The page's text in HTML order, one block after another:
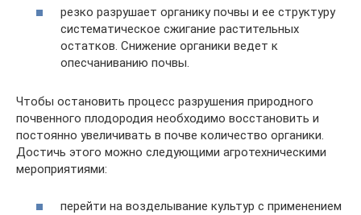
резко разрушает органику почвы и ее структуру
систематическое сжигание растительных
остатков. Снижение органики ведет к
опесчаниванию почвы.
Чтобы остановить процесс разрушения природного
почвенного плодородия необходимо восстановить и
постоянно увеличивать в почве количество органики.
Достичь этого можно следующими агротехническими
мероприятиями:
перейти на возделывание культур с применением